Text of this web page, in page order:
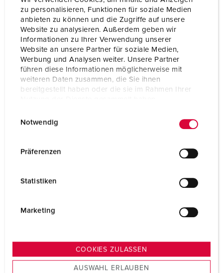
zu personalisieren, Funktionen für soziale Medien
anbieten zu können und die Zugriffe auf unsere
Website zu analysieren. Außerdem geben wir
Informationen zu Ihrer Verwendung unserer
Website an unsere Partner für soziale Medien,
Werbung und Analysen weiter. Unsere Partner
führen diese Informationen möglicherweise mit
weiteren Daten zusammen, die Sie ihnen
bereitgestellt haben oder die sie im Rahmen Ihrer
s
Notwendig
Präferenzen
Statistiken
Marketing
COOKIES ZULASSEN
AUSWAHL ERLAUBEN
Anschlusstechnik Schraubenlos - TwinCONTACT
Kontakt standard
Flansch 85x85 mm
Prüfzeichen